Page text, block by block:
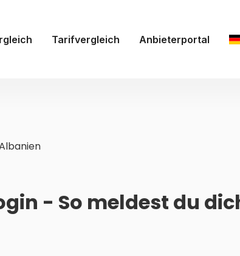
Tarifvergleich Anbieterportal
- So meldest du